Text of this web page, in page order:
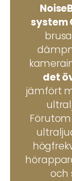
system
det
jämfört
och